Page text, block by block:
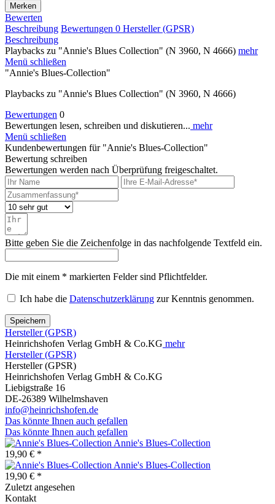
Merken
Bewerten
Beschreibung Bewertungen 0 Hersteller (GPSR)
Beschreibung
Playbacks zu "Annie's Blues Collection" (N 3960, N 4666) mehr
Menü schließen
"Annie's Blues-Collection"
Playbacks zu "Annie's Blues Collection" (N 3960, N 4666)
Bewertungen 0
Bewertungen lesen, schreiben und diskutieren... mehr
Menü schließen
Kundenbewertungen für "Annie's Blues-Collection"
Bewertung schreiben
Bewertungen werden nach Überprüfung freigeschaltet.
Bitte geben Sie die Zeichenfolge in das nachfolgende Textfeld ein.
Die mit einem * markierten Felder sind Pflichtfelder.
Ich habe die Datenschutzerklärung zur Kenntnis genommen.
Speichern
Hersteller (GPSR)
Heinrichshofen Verlag GmbH & Co.KG mehr
Hersteller (GPSR)
Hersteller (GPSR)
Heinrichshofen Verlag GmbH & Co.KG
Liebigstraße 16
DE-26389 Wilhelmshaven
info@heinrichshofen.de
Das könnte Ihnen auch gefallen
Das könnte Ihnen auch gefallen
Annie's Blues-Collection
19,90 € *
Annie's Blues-Collection
19,90 € *
Zuletzt angesehen
Kontakt